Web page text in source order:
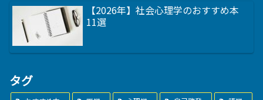
【2026年】社会心理学のおすすめ本
11選
タグ